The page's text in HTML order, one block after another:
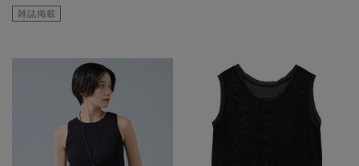
雑誌掲載